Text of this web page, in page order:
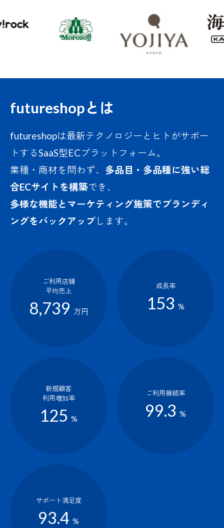
futureshopとは
futureshopは最新テクノロジーとヒトがサポー
トするSaaS型ECプラットフォーム。
業種・商材を問わず、 多品目・多品種に強い総
合ECサイトを構築でき、
多様な機能とマーケティング施策でブランディ
ングをバックアップ します。
ご利用店舗
平均売上
8,739 万円
成長率
153 %
新規顧客
利用増加率
125 %
ご利用継続率
99.3 %
サポート満足度
93.4 %